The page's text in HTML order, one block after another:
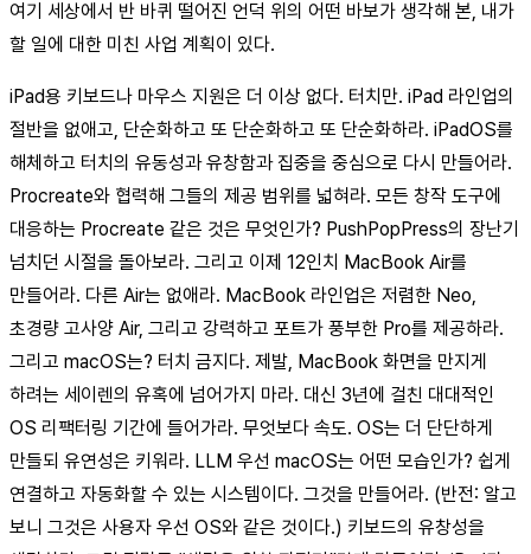
여기 세상에서 반 바퀴 떨어진 언덕 위의 어떤 바보가 생각해 본, 내가
할 일에 대한 미친 사업 계획이 있다.
iPad용 키보드나 마우스 지원은 더 이상 없다. 터치만. iPad 라인업의
절반을 없애고, 단순화하고 또 단순화하고 또 단순화하라. iPadOS를
해체하고 터치의 유동성과 유창함과 집중을 중심으로 다시 만들어라.
Procreate와 협력해 그들의 제공 범위를 넓혀라. 모든 창작 도구에
대응하는 Procreate 같은 것은 무엇인가? PushPopPress의 장난기
넘치던 시절을 돌아보라. 그리고 이제 12인치 MacBook Air를
만들어라. 다른 Air는 없애라. MacBook 라인업은 저렴한 Neo,
초경량 고사양 Air, 그리고 강력하고 포트가 풍부한 Pro를 제공하라.
그리고 macOS는? 터치 금지다. 제발, MacBook 화면을 만지게
하려는 세이렌의 유혹에 넘어가지 마라. 대신 3년에 걸친 대대적인
OS 리팩터링 기간에 들어가라. 무엇보다 속도. OS는 더 단단하게
만들되 유연성은 키워라. LLM 우선 macOS는 어떤 모습인가? 쉽게
연결하고 자동화할 수 있는 시스템이다. 그것을 만들어라. (반전: 알고
보니 그것은 사용자 우선 OS와 같은 것이다.) 키보드의 유창성을